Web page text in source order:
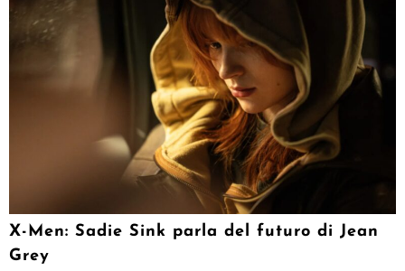
X-Men: Sadie Sink parla del futuro di Jean
Grey